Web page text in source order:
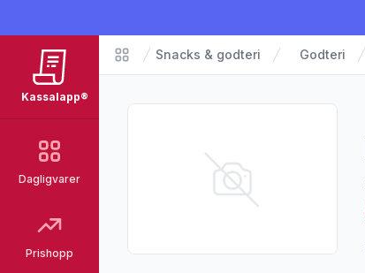
Kassalapp®
Dagligvarer
Prishopp
Matvarer
Snacks & godteri Godteri